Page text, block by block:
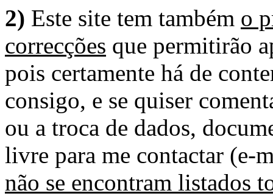
2) Este site tem também o
correcções que permitirão
pois certamente há de
consigo, e se quiser
ou a troca de dados,
livre para me contactar (e-
não se encontram listados